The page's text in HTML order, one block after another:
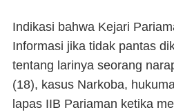
Indikasi bahwa Kejari
Informasi jika tidak pantas
tentang larinya seorang
(18), kasus Narkoba,
lapas IIB Pariaman ketika